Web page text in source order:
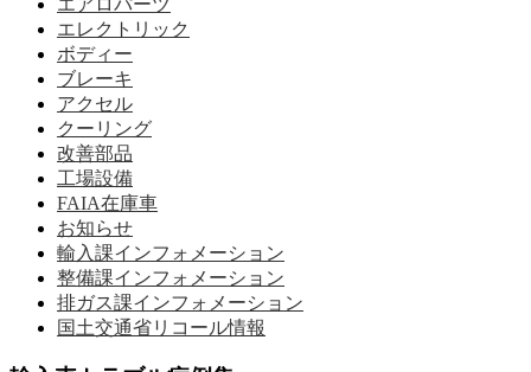
エレクトリック
ボディー
ブレーキ
アクセル
クーリング
改善部品
工場設備
FAIA在庫車
お知らせ
輸入課インフォメーション
整備課インフォメーション
排ガス課インフォメーション
国土交通省リコール情報